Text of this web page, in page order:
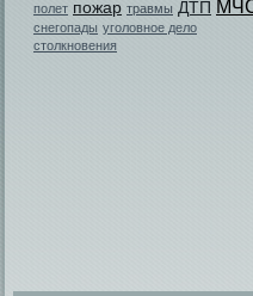
полет пожар травмы ДТП
снегопады уголовное дело
столкновения